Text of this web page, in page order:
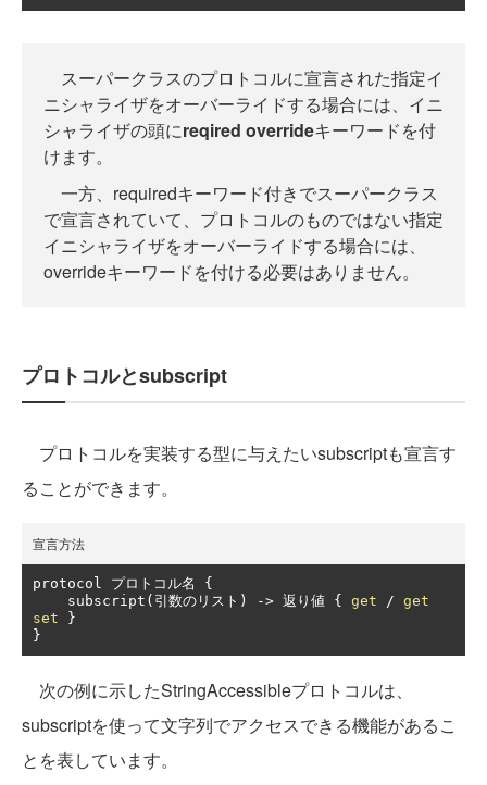
スーパークラスのプロトコルに宣言された指定イ
ニシャライザをオーバーライドする場合には、イニ
シャライザの頭にreqired overrideキーワードを付
けます。
一方、requiredキーワード付きでスーパークラス
で宣言されていて、プロトコルのものではない指定
イニシャライザをオーバーライドする場合には、
overrideキーワードを付ける必要はありません。
プロトコルとsubscript
プロトコルを実装する型に与えたいsubscriptも宣言す
ることができます。
宣言方法
protocol プロトコル名
{
    subscript
(引数のリスト) -> 返り値 { get / get
set
}
}
次の例に示したStringAccessibleプロトコルは、
subscriptを使って文字列でアクセスできる機能があるこ
とを表しています。